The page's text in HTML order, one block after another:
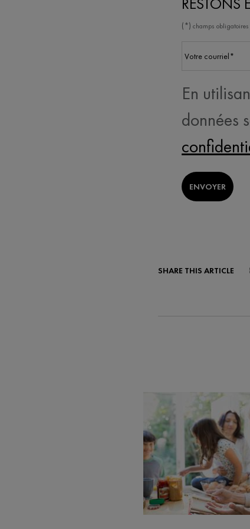
(*) champs obligatoires
Votre courriel*
En
données
ENVOYER
SHARE THIS ARTICLE